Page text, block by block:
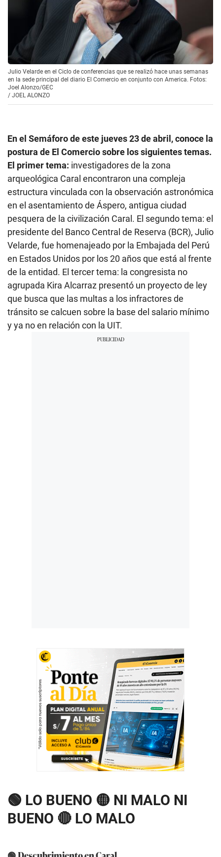
Julio Velarde en el Ciclo de conferencias que se realizó hace unas semanas
en la sede principal del diario El Comercio en conjunto con America. Fotos:
Joel Alonzo/GEC
/ JOEL ALONZO
En el Semáforo de este jueves 23 de abril, conoce la
postura de El Comercio sobre los siguientes temas.
El primer tema: investigadores de la zona
arqueológica Caral encontraron una compleja
estructura vinculada con la observación astronómica
en el asentamiento de Áspero, antigua ciudad
pesquera de la civilización Caral. El segundo tema: el
presidente del Banco Central de Reserva (BCR), Julio
Velarde, fue homenajeado por la Embajada del Perú
en Estados Unidos por los 20 años que está al frente
de la entidad. El tercer tema: la congresista no
agrupada Kira Alcarraz presentó un proyecto de ley
que busca que las multas a los infractores de
tránsito se calcuen sobre la base del salario mínimo
y ya no en relación con la UIT.
🟢 LO BUENO 🟡 NI MALO NI
BUENO 🔴 LO MALO